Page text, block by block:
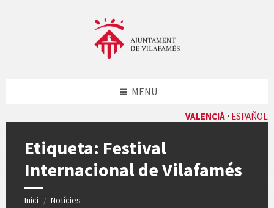
VALENCIÀ ESPAÑOL
MENU
Etiqueta: Festival
Internacional de Vilafamés
Inici / Notícies